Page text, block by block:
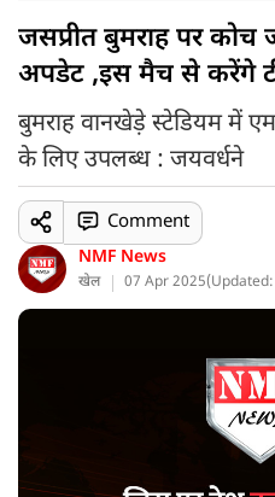
जसप्रीत बुमराह पर कोच
अपडेट ,इस मैच से करेंगे
बुमराह वानखेड़े स्टेडियम में
के लिए उपलब्ध : जयवर्धने
NMF News
खेल 07 Apr 2025(
Comment